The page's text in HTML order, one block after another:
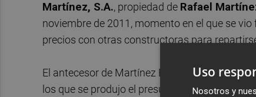
Martínez, S.A., propiedad de Rafael
noviembre de 2011, momento en el que se
precios con otras constructoras para
El antecesor de Martínez Berna en el cargo
los que se produjo el presunto fraude
Uso
Nosotros y